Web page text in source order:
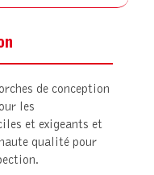
de conception
les
et exigeants et
qualité pour